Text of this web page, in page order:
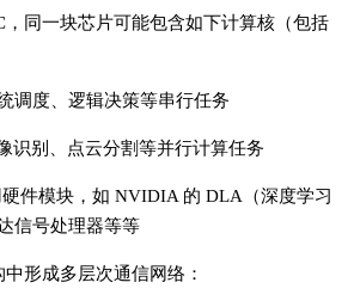
，同一块芯片可能包含如下计算核（包括
调度、逻辑决策等串行任务
识别、点云分割等并行计算任务
件模块，如 NVIDIA 的 DLA（深度学习
信号处理器等等
形成多层次通信网络：